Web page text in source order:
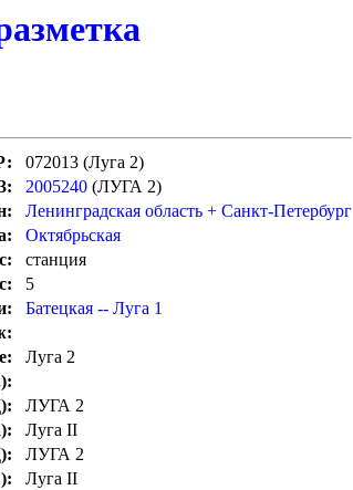
072013 (Луга 2)
2005240 (ЛУГА 2)
Ленинградская область + Санкт-Петербург
Октябрьская
станция
5
Батецкая -- Луга 1
Луга 2
ЛУГА 2
Луга II
ЛУГА 2
Луга II